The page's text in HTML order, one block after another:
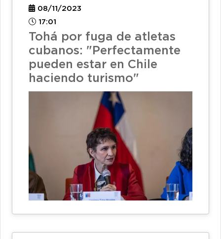
08/11/2023
17:01
Tohá por fuga de atletas
cubanos: "Perfectamente
pueden estar en Chile
haciendo turismo"